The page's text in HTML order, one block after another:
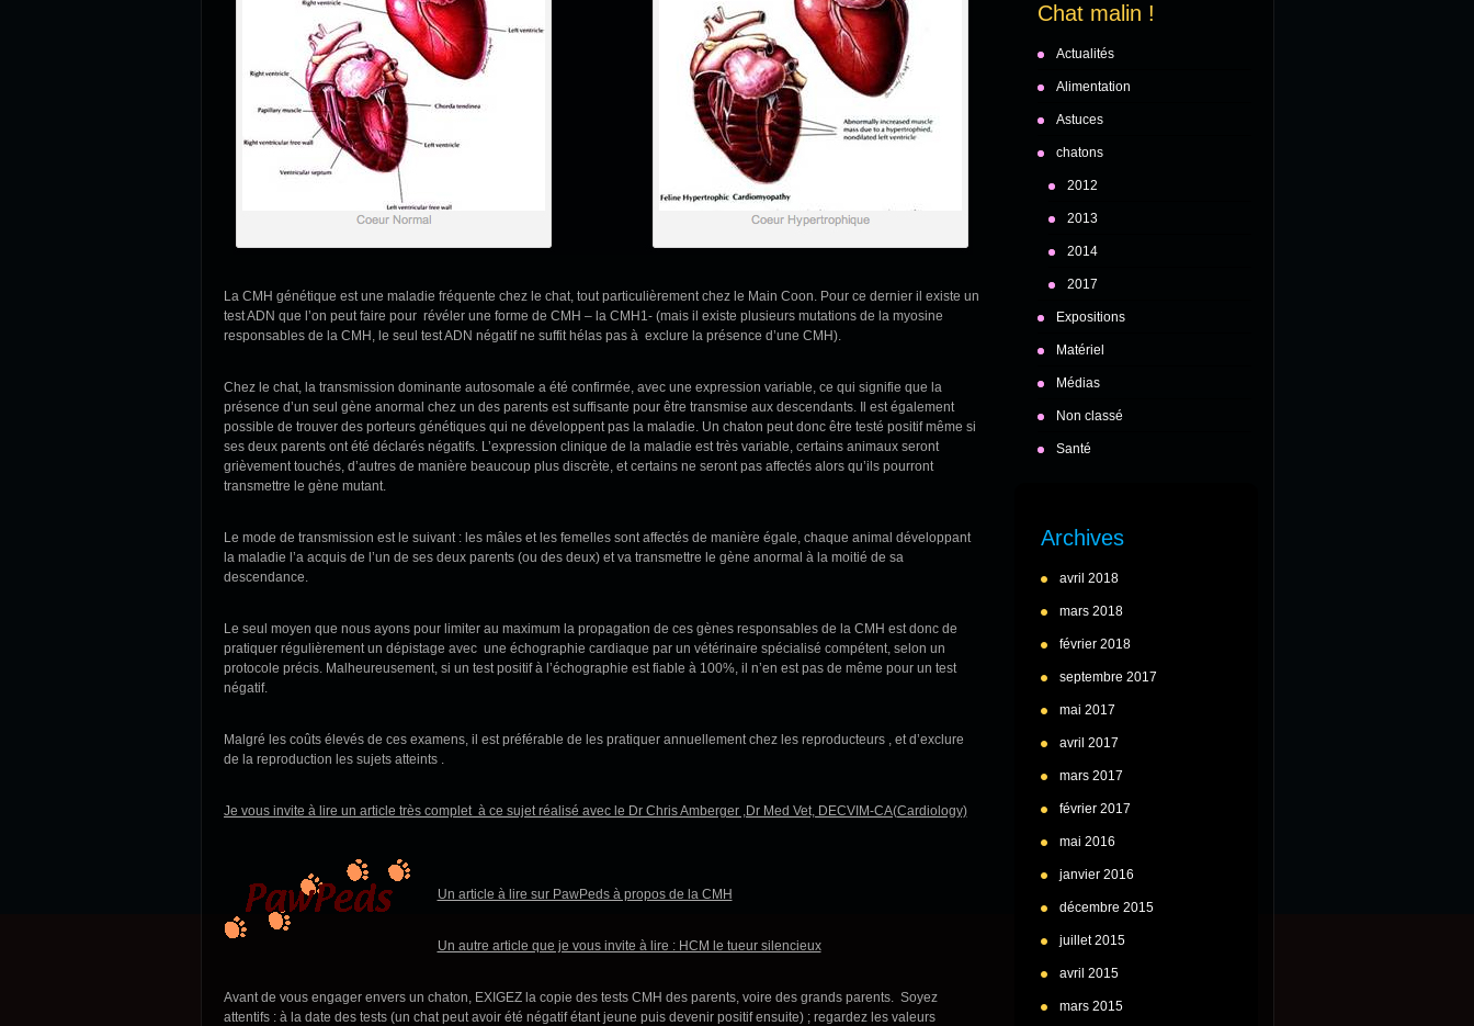
La CMH génétique est une maladie fréquente chez le chat, tout particulièrement chez le Main Coon. Pour ce dernier il existe un
test ADN que l’on peut faire pour révéler une forme de CMH – la CMH1- (mais il existe plusieurs mutations de la myosine
responsables de la CMH, le seul test ADN négatif ne suffit hélas pas à exclure la présence d’une CMH).
Chez le chat, la transmission dominante autosomale a été confirmée, avec une expression variable, ce qui signifie que la
présence d’un seul gène anormal chez un des parents est suffisante pour être transmise aux descendants. Il est également
possible de trouver des porteurs génétiques qui ne développent pas la maladie. Un chaton peut donc être testé positif même si
ses deux parents ont été déclarés négatifs. L’expression clinique de la maladie est très variable, certains animaux seront
grièvement touchés, d’autres de manière beaucoup plus discrète, et certains ne seront pas affectés alors qu’ils pourront
transmettre le gène mutant.
Le mode de transmission est le suivant : les mâles et les femelles sont affectés de manière égale, chaque animal développant
la maladie l’a acquis de l’un de ses deux parents (ou des deux) et va transmettre le gène anormal à la moitié de sa
descendance.
Le seul moyen que nous ayons pour limiter au maximum la propagation de ces gènes responsables de la CMH est donc de
pratiquer régulièrement un dépistage avec une échographie cardiaque par un vétérinaire spécialisé compétent, selon un
protocole précis. Malheureusement, si un test positif à l’échographie est fiable à 100%, il n’en est pas de même pour un test
négatif.
Malgré les coûts élevés de ces examens, il est préférable de les pratiquer annuellement chez les reproducteurs , et d’exclure
de la reproduction les sujets atteints .
Je vous invite à lire un article très complet à ce sujet réalisé avec le Dr Chris Amberger ,Dr Med Vet, DECVIM-CA(Cardiology)
Un article à lire sur PawPeds à propos de la CMH
Un autre article que je vous invite à lire : HCM le tueur silencieux
Avant de vous engager envers un chaton, EXIGEZ la copie des tests CMH des parents, voire des grands parents. Soyez
attentifs : à la date des tests (un chat peut avoir été négatif étant jeune puis devenir positif ensuite) ; regardez les valeurs
Chat malin !
Actualités
Alimentation
Astuces
chatons
2012
2013
2014
2017
Expositions
Matériel
Médias
Non classé
Santé
Archives
avril 2018
mars 2018
février 2018
septembre 2017
mai 2017
avril 2017
mars 2017
février 2017
mai 2016
janvier 2016
décembre 2015
juillet 2015
avril 2015
mars 2015